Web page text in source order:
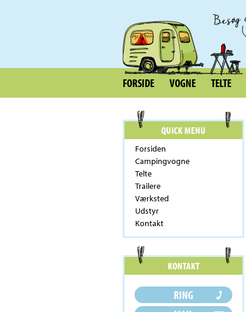
FORSIDE VOGNE TELTE
QUICK MENU
Forsiden
Campingvogne
Telte
Trailere
Værksted
Udstyr
Kontakt